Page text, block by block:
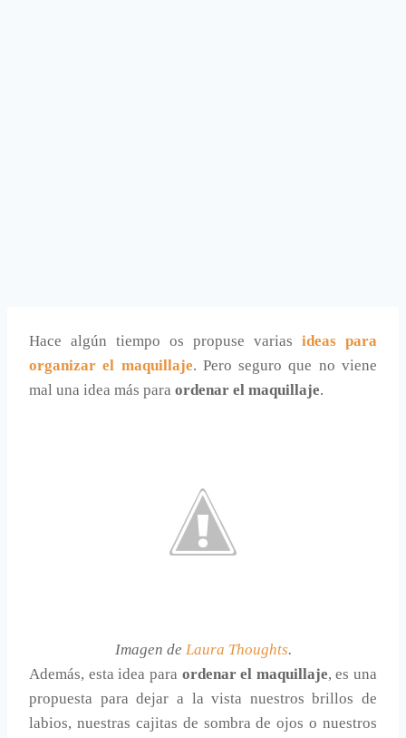
Hace algún tiempo os propuse varias ideas para
organizar el maquillaje. Pero seguro que no viene
mal una idea más para ordenar el maquillaje.
Imagen de Laura Thoughts.
Además, esta idea para ordenar el maquillaje, es una
propuesta para dejar a la vista nuestros brillos de
labios, nuestras cajitas de sombra de ojos o nuestros